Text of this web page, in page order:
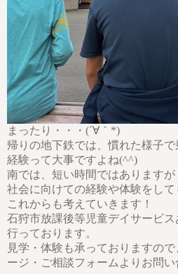
まったり・・・(´∀｀*)
帰りの地下鉄では、慣れた様子
経験って大事ですよね(^^)
南では、短い時間ではありますが
社会に向けての経験や体験をして
これからも考えていきます！
石狩市放課後等児童デイサービ
行っております。
見学・体験も承っておりますの
ージ・ご相談フォームよりお問い